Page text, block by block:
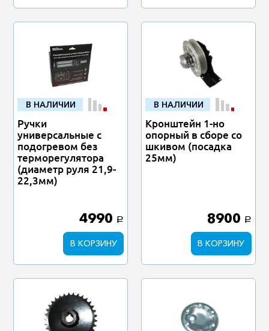
В НАЛИЧИИ
Ручки
универсальные с
подогревом без
терморегулятора
(диаметр руля 21,9-
22,3мм)
4990 a
В КОРЗИНУ
В НАЛИЧИИ
Кронштейн 1-но
опорный в сборе со
шкивом (посадка
25мм)
8900 a
В КОРЗИНУ